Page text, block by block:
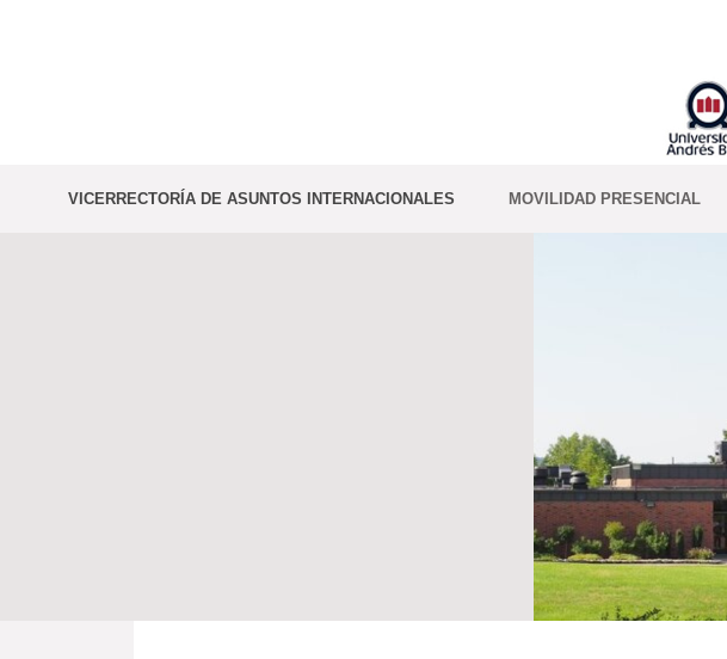
VICERRECTORÍA DE ASUNTOS INTERNACIONALES MOVILIDAD PRESENCIAL